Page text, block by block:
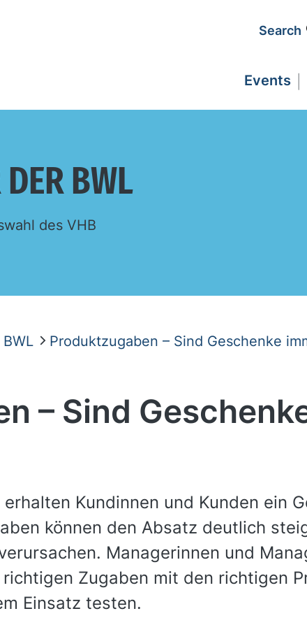
Search
Events
BWL
des VHB
Produktzugaben – Sind Geschenke
– Sind Geschenke
Kundinnen und Kunden ein
können den Absatz deutlich
Managerinnen und
Zugaben mit den richtigen
Einsatz testen.